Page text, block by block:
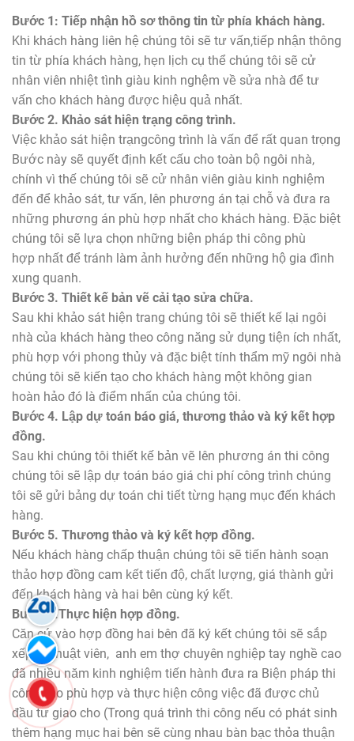
Bước 1: Tiếp nhận hồ sơ thông tin từ phía khách hàng.
Khi khách hàng liên hệ chúng tôi sẽ tư vấn,tiếp nhận thông
tin từ phía khách hàng, hẹn lịch cụ thể chúng tôi sẽ cử
nhân viên nhiệt tình giàu kinh nghệm về sửa nhà để tư
vấn cho khách hàng được hiệu quả nhất.
Bước 2. Khảo sát hiện trạng công trình.
Việc khảo sát hiện trạngcông trình là vấn để rất quan trọng
Bước này sẽ quyết định kết cấu cho toàn bộ ngôi nhà,
chính vì thế chúng tôi sẽ cử nhân viên giàu kinh nghiệm
đến để khảo sát, tư vấn, lên phương án tại chỗ và đưa ra
những phương án phù hợp nhất cho khách hàng. Đặc biệt
chúng tôi sẽ lựa chọn những biện pháp thi công phù
hợp nhất để tránh làm ảnh hưởng đến những hộ gia đình
xung quanh.
Bước 3. Thiết kế bản vẽ cải tạo sửa chữa.
Sau khi khảo sát hiện trang chúng tôi sẽ thiết kế lại ngôi
nhà của khách hàng theo công năng sử dụng tiện ích nhất,
phù hợp với phong thủy và đặc biệt tính thẩm mỹ ngôi nhà
chúng tôi sẽ kiến tạo cho khách hàng một không gian
hoàn hảo đó là điểm nhấn của chúng tôi.
Bước 4. Lập dự toán báo giá, thương thảo và ký kết hợp
đồng.
Sau khi chúng tôi thiết kế bản vẽ lên phương án thi công
chúng tôi sẽ lập dự toán báo giá chi phí công trình chúng
tôi sẽ gửi bảng dự toán chi tiết từng hạng mục đến khách
hàng.
Bước 5. Thương thảo và ký kết hợp đồng.
Nếu khách hàng chấp thuận chúng tôi sẽ tiến hành soạn
thảo hợp đồng cam kết tiến độ, chất lượng, giá thành gửi
đến khách hàng và hai bên cùng ký kết.
Bước 6.Thực hiện hợp đồng.
Căn cứ vào hợp đồng hai bên đã ký kết chúng tôi sẽ sắp
xếp kỹ thuật viên, anh em thợ chuyên nghiệp tay nghề cao
đã nhiều năm kinh nghiệm tiến hành đưa ra Biện pháp thi
công cho phù hợp và thực hiện công việc đã được chủ
đầu tư giao cho (Trong quá trình thi công nếu có phát sinh
thêm hạng mục hai bên sẽ cùng nhau bàn bạc thỏa thuận